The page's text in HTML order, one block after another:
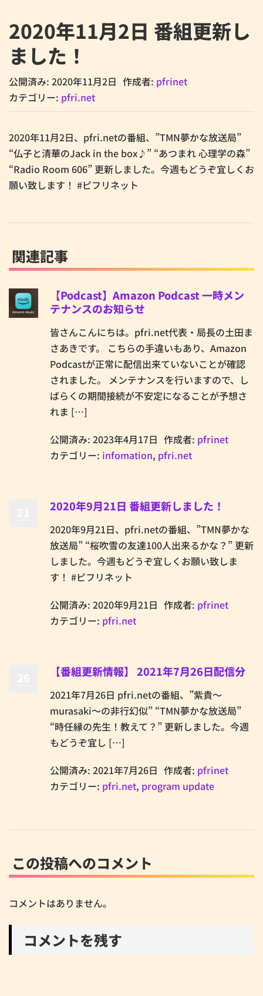
2020年11月2日 番組更新し
ました！
公開済み: 2020年11月2日 作成者: pfrinet
カテゴリー: pfri.net
2020年11月2日、pfri.netの番組、”TMN夢かな放送局”
“仏子と清華のJack in the box♪” “あつまれ 心理学の森”
“Radio Room 606” 更新しました。今週もどうぞ宜しくお
願い致します！ #ピフリネット
関連記事
【Podcast】Amazon Podcast 一時メン
テナンスのお知らせ
皆さんこんにちは。pfri.net代表・局長の土田ま
さあきです。 こちらの手違いもあり、Amazon
Podcastが正常に配信出来ていないことが確認
されました。 メンテナンスを行いますので、し
ばらくの期間接続が不安定になることが予想さ
れま […]
公開済み: 2023年4月17日 作成者: pfrinet
カテゴリー: infomation, pfri.net
2020年9月21日 番組更新しました！
2020年9月21日、pfri.netの番組、”TMN夢かな
放送局” “桜吹雪の友達100人出来るかな？” 更新
しました。今週もどうぞ宜しくお願い致しま
す！ #ピフリネット
公開済み: 2020年9月21日 作成者: pfrinet
カテゴリー: pfri.net
【番組更新情報】 2021年7月26日配信分
2021年7月26日 pfri.netの番組、”紫貴～
murasaki～の非行幻似” “TMN夢かな放送局”
“時任縁の先生！教えて？” 更新しました。今週
もどうぞ宜し […]
公開済み: 2021年7月26日 作成者: pfrinet
カテゴリー: pfri.net, program update
この投稿へのコメント
コメントはありません。
コメントを残す